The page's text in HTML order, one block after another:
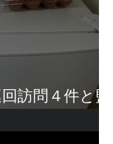
訪問４件と監